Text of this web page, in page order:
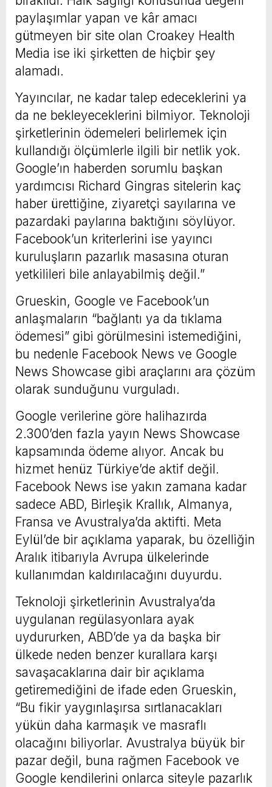
paylaşımlar yapan ve kâr amacı
gütmeyen bir site olan Croakey Health
Media ise iki şirketten de hiçbir şey
alamadı.
Yayıncılar, ne kadar talep edeceklerini ya
da ne bekleyeceklerini bilmiyor. Teknoloji
şirketlerinin ödemeleri belirlemek için
kullandığı ölçümlerle ilgili bir netlik yok.
Google’ın haberden sorumlu başkan
yardımcısı Richard Gingras sitelerin kaç
haber ürettiğine, ziyaretçi sayılarına ve
pazardaki paylarına baktığını söylüyor.
Facebook’un kriterlerini ise yayıncı
kuruluşların pazarlık masasına oturan
yetkilileri bile anlayabilmiş değil.”
Grueskin, Google ve Facebook’un
anlaşmaların “bağlantı ya da tıklama
ödemesi” gibi görülmesini istemediğini,
bu nedenle Facebook News ve Google
News Showcase gibi araçlarını ara çözüm
olarak sunduğunu vurguladı.
Google verilerine göre halihazırda
2.300’den fazla yayın News Showcase
kapsamında ödeme alıyor. Ancak bu
hizmet henüz Türkiye’de aktif değil.
Facebook News ise yakın zamana kadar
sadece ABD, Birleşik Krallık, Almanya,
Fransa ve Avustralya’da aktifti. Meta
Eylül’de bir açıklama yaparak, bu özelliğin
Aralık itibarıyla Avrupa ülkelerinde
kullanımdan kaldırılacağını duyurdu.
Teknoloji şirketlerinin Avustralya’da
uygulanan regülasyonlara ayak
uydururken, ABD’de ya da başka bir
ülkede neden benzer kurallara karşı
savaşacaklarına dair bir açıklama
getiremediğini de ifade eden Grueskin,
“Bu fikir yaygınlaşırsa sırtlanacakları
yükün daha karmaşık ve masraflı
olacağını biliyorlar. Avustralya büyük bir
pazar değil, buna rağmen Facebook ve
Google kendilerini onlarca siteyle pazarlık